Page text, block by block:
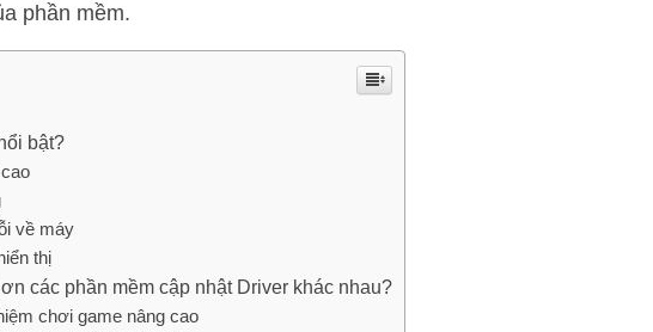
phần mềm.
bật?
về máy
thị
các phần mềm cập nhật Driver khác nhau?
chơi game nâng cao